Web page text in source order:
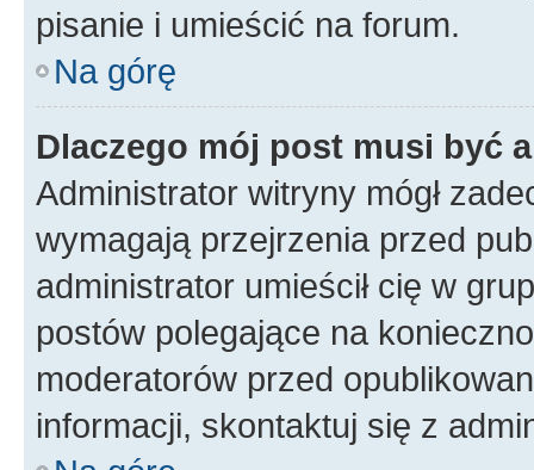
pisanie i umieścić na forum.
Na górę
Dlaczego mój post musi być
Administrator witryny mógł
wymagają przejrzenia przed
administrator umieścił cię w
postów polegające na
moderatorów przed
informacji, skontaktuj się z